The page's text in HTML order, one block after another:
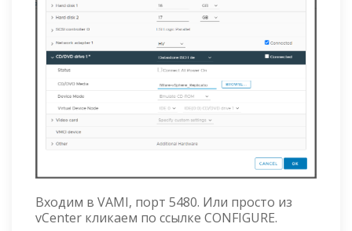
Входим в VAMI, порт 5480. Или просто из
vCenter кликаем по ссылке CONFIGURE.